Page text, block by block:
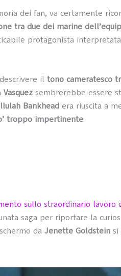
dei fan, va certamente
tra due dei marine
protagonista
il tono cameratesco
Vasquez sembrerebbe essere
Bankhead era riuscita a
troppo impertinente.
sullo straordinario lavoro
saga per riportare la
da Jenette Goldstein si